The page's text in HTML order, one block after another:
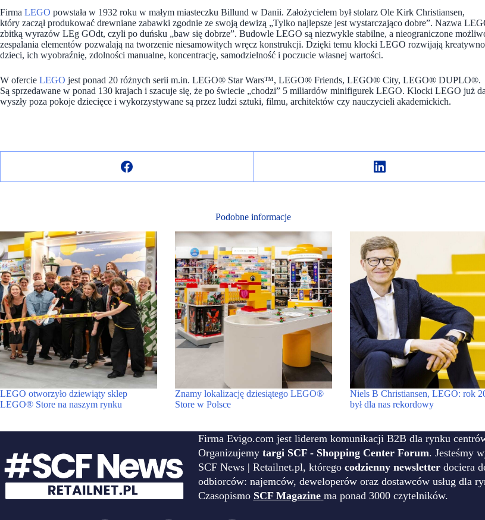
Firma LEGO powstała w 1932 roku w małym miasteczku Billund w Danii. Założycielem był stolarz Ole Kirk Christiansen,
który zaczął produkować drewniane zabawki zgodnie ze swoją dewizą „Tylko najlepsze jest wystarczająco dobre”. Nazwa
zbitką wyrazów LEg GOdt, czyli po duńsku „baw się dobrze”. Budowle LEGO są niezwykle stabilne, a nieograniczone
zespalania elementów pozwalają na tworzenie niesamowitych wręcz konstrukcji. Dzięki temu klocki LEGO rozwijają
dzieci, ich wyobraźnię, zdolności manualne, koncentrację, samodzielność i poczucie własnej wartości.
W ofercie LEGO jest ponad 20 różnych serii m.in. LEGO® Star Wars™, LEGO® Friends, LEGO® City, LEGO® DUPLO®.
Są sprzedawane w ponad 130 krajach i szacuje się, że po świecie „chodzi” 5 miliardów minifigurek LEGO. Klocki LEGO już
wyszły poza pokoje dziecięce i wykorzystywane są przez ludzi sztuki, filmu, architektów czy nauczycieli akademickich.
Podobne informacje
LEGO otworzyło dziewiąty sklep
LEGO® Store na naszym rynku
Znamy lokalizację dziesiątego LEGO®
Store w Polsce
Niels B Christiansen, LEGO: rok
był dla nas rekordowy
Firma Evigo.com jest liderem komunikacji B2B dla rynku
Organizujemy targi SCF - Shopping Center Forum. Jesteśmy
SCF News | Retailnet.pl, którego codzienny newsletter dociera
odbiorców: najemców, deweloperów oraz dostawców usług dla
Czasopismo SCF Magazine ma ponad 3000 czytelników.